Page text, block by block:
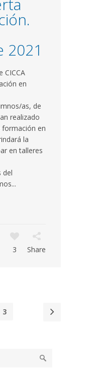
2021
CICCA
en
as, de
realizado
en
la
en talleres
del
3 Share
3